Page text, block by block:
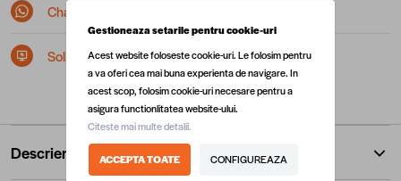
Chat pe Whatsapp
Solicita postare in SEAP/SICAP
Descriere
Gestioneaza setarile pentru cookie-uri
Acest website foloseste cookie-uri. Le folosim pentru
a va oferi cea mai buna experienta de navigare. In
acest scop, folosim cookie-uri necesare pentru a
asigura functionlitatea website-ului.
Citeste mai multe detalii.
ACCEPTA TOATE CONFIGUREAZA